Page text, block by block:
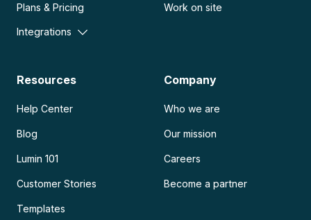
Plans & Pricing
Integrations
Work on site
Resources
Help Center
Blog
Lumin 101
Customer Stories
Templates
Company
Who we are
Our mission
Careers
Become a partner